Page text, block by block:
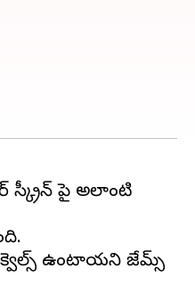
స్క్రీన్ పై అలాంటి
ఉంటాయని జేమ్స్